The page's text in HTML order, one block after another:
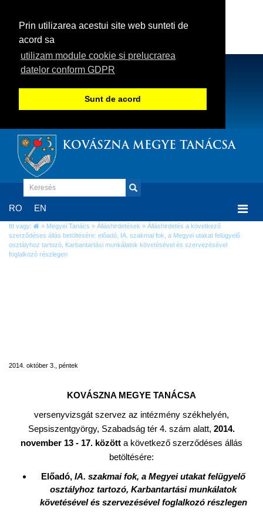
Prin utilizarea acestui site web sunteti de
acord sa
utilizam module cookie si prelucrarea
datelor conform GDPR
Sunt de acord
KOVÁSZNA MEGYE TANÁCSA
RO EN
Itt vagy: » Megyei Tanács » Álláshirdetések » Álláshirdetés a következő
szerződéses állás betöltésére: előadó, IA. szakmai fok, a Megyei utakat felügyelő
osztályhoz tartozó, Karbantartási munkálatok követésével és szervezésével
foglalkozó részlegen
2014. október 3., péntek
KOVÁSZNA MEGYE TANÁCSA
versenyvizsgát szervez az intézmény székhelyén,
Sepsiszentgyörgy, Szabadság tér 4. szám alatt, 2014.
november 13 - 17. között a következő szerződéses állás
betöltésére:
Előadó, IA. szakmai fok, a Megyei utakat felügyelő
osztályhoz tartozó, Karbantartási munkálatok
követésével és szervezésével foglalkozó részlegen